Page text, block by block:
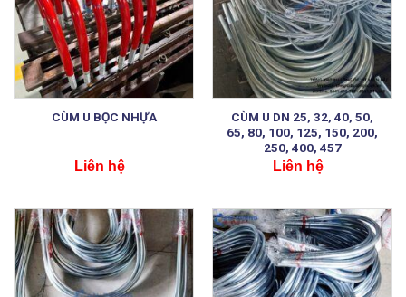
CÙM U BỌC NHỰA
Liên hệ
CÙM U DN 25, 32, 40, 50,
65, 80, 100, 125, 150, 200,
250, 400, 457
Liên hệ